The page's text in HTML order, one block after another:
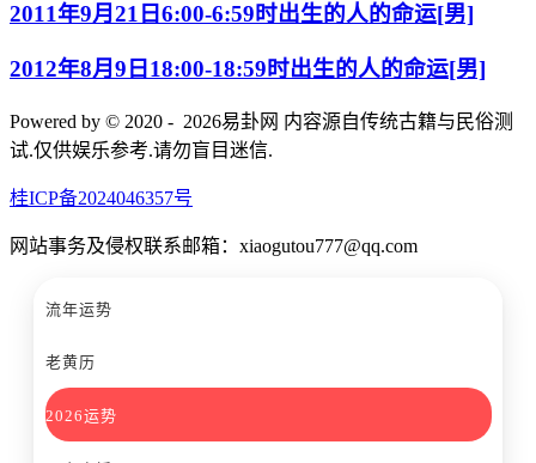
2011年9月21日6:00-6:59时出生的人的命运[男]
2012年8月9日18:00-18:59时出生的人的命运[男]
Powered by © 2020 - 2026易卦网 内容源自传统古籍与民俗测
试.仅供娱乐参考.请勿盲目迷信.
桂ICP备2024046357号
网站事务及侵权联系邮箱：xiaogutou777@qq.com
流年运势
老黄历
2026运势